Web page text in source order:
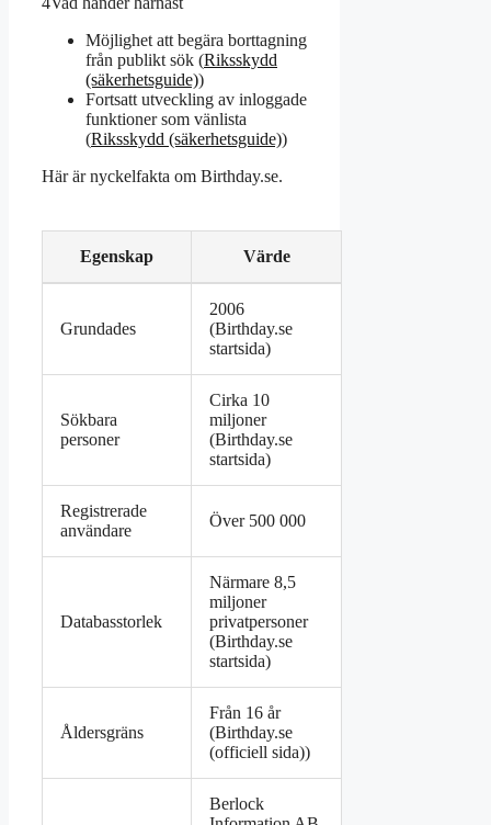
Möjlighet att begära borttagning
från publikt sök (Riksskydd
(säkerhetsguide))
Fortsatt utveckling av inloggade
funktioner som vänlista
(Riksskydd (säkerhetsguide))
Här är nyckelfakta om Birthday.se.
Birthday.se
Egenskap Värde
Grundades
2006
(Birthday.se
startsida)
Sökbara
personer
Cirka 10
miljoner
(Birthday.se
startsida)
Registrerade
användare
Över 500 000
Databasstorlek
Närmare 8,5
miljoner
privatpersoner
(Birthday.se
startsida)
Åldersgräns
Från 16 år
(Birthday.se
(officiell sida))
Berlock